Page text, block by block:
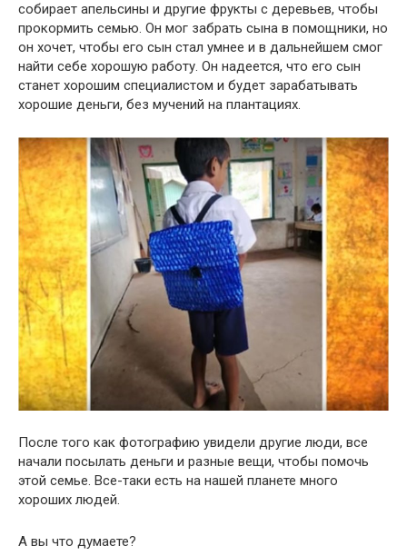
собирает апельсины и другие фрукты с деревьев, чтобы
прокормить семью. Он мог забрать сына в помощники, но
он хочет, чтобы его сын стал умнее и в дальнейшем смог
найти себе хорошую работу. Он надеется, что его сын
станет хорошим специалистом и будет зарабатывать
хорошие деньги, без мучений на плантациях.
После того как фотографию увидели другие люди, все
начали посылать деньги и разные вещи, чтобы помочь
этой семье. Все-таки есть на нашей планете много
хороших людей.
А вы что думаете?